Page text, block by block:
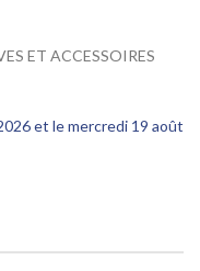
ET ACCESSOIRES
et le mercredi 19 août